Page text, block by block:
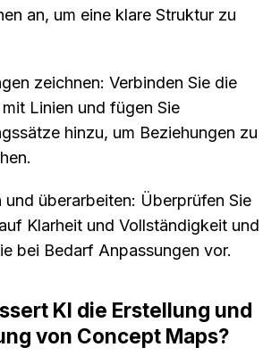
an, um eine klare Struktur zu
zeichnen: Verbinden Sie die
Linien und fügen Sie
hinzu, um Beziehungen zu
und überarbeiten: Überprüfen Sie
Klarheit und Vollständigkeit und
bei Bedarf Anpassungen vor.
KI die Erstellung und
von Concept Maps?